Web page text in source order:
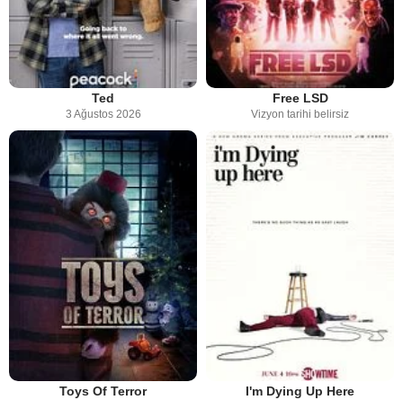
Ted
3 Ağustos 2026
Free LSD
Vizyon tarihi belirsiz
Toys Of Terror I'm Dying Up Here